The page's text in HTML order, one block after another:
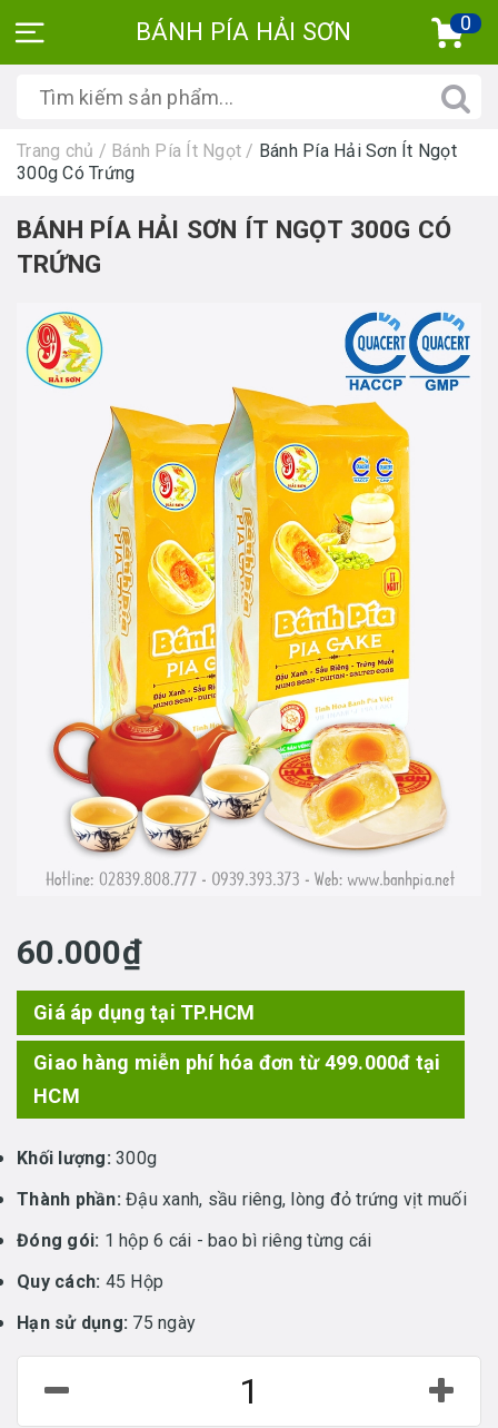
BÁNH PÍA HẢI SƠN 0
Trang chủ / Bánh Pía Ít Ngọt / Bánh Pía Hải Sơn Ít Ngọt
300g Có Trứng
BÁNH PÍA HẢI SƠN ÍT NGỌT 300G CÓ
TRỨNG
60.000₫
Giá áp dụng tại TP.HCM
Giao hàng miễn phí hóa đơn từ 499.000đ tại
HCM
Khối lượng: 300g
Thành phần: Đậu xanh, sầu riêng, lòng đỏ trứng vịt muối
Đóng gói: 1 hộp 6 cái - bao bì riêng từng cái
Quy cách: 45 Hộp
Hạn sử dụng: 75 ngày